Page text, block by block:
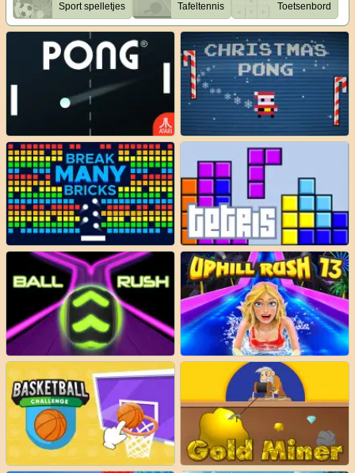
Sport spelletjes Tafeltennis Toetsenbord